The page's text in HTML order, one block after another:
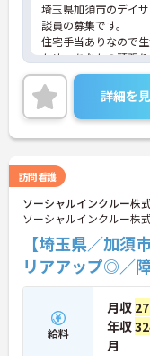
埼玉県加須市のデイ
談員の募集です。
住宅手当ありなので
ため、あなたの頑張
ご興味のある方は、
のでお気軽にお問い
詳細を
訪問看護
ソーシャルインクルー株
ソーシャルインクルー株
【埼玉県／加須
リアアップ◎／
給料
月収
年収
月